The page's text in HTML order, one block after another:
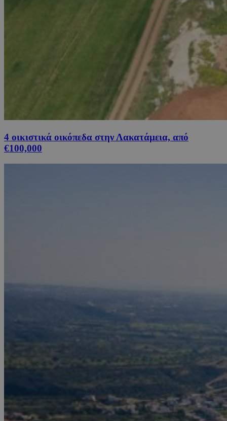
4 οικιστικά οικόπεδα στην Λακατάμεια, από
€100,000